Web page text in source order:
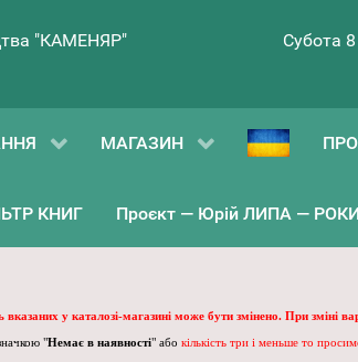
"КАМЕНЯР" Субота
МАГАЗИН
КНИГ Проєкт — Юрій ЛИПА —
у каталозі-магазині може бути змінено. При зміні
"Немає в наявності" або кількість три і меньше то